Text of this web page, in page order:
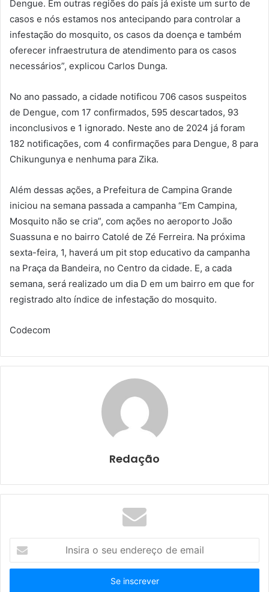
Dengue. Em outras regiões do país já existe um surto de
casos e nós estamos nos antecipando para controlar a
infestação do mosquito, os casos da doença e também
oferecer infraestrutura de atendimento para os casos
necessários”, explicou Carlos Dunga.
No ano passado, a cidade notificou 706 casos suspeitos
de Dengue, com 17 confirmados, 595 descartados, 93
inconclusivos e 1 ignorado. Neste ano de 2024 já foram
182 notificações, com 4 confirmações para Dengue, 8 para
Chikungunya e nenhuma para Zika.
Além dessas ações, a Prefeitura de Campina Grande
iniciou na semana passada a campanha “Em Campina,
Mosquito não se cria”, com ações no aeroporto João
Suassuna e no bairro Catolé de Zé Ferreira. Na próxima
sexta-feira, 1, haverá um pit stop educativo da campanha
na Praça da Bandeira, no Centro da cidade. E, a cada
semana, será realizado um dia D em um bairro em que for
registrado alto índice de infestação do mosquito.
Codecom
Redação
s